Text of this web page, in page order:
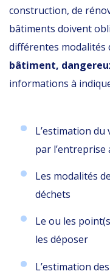
construction, de
bâtiments doivent
différentes modalités
bâtiment,
informations à
L’estimation
par
Les modalités
déchets
Le ou les
les déposer
L’estimation